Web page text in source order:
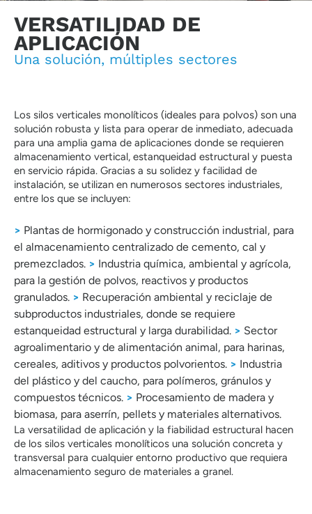
VERSATILIDAD DE
APLICACIÓN
Una solución, múltiples sectores
Los silos verticales monolíticos (ideales para polvos) son una
solución robusta y lista para operar de inmediato, adecuada
para una amplia gama de aplicaciones donde se requieren
almacenamiento vertical, estanqueidad estructural y puesta
en servicio rápida. Gracias a su solidez y facilidad de
instalación, se utilizan en numerosos sectores industriales,
entre los que se incluyen:
> Plantas de hormigonado y construcción industrial, para
el almacenamiento centralizado de cemento, cal y
premezclados. > Industria química, ambiental y agrícola,
para la gestión de polvos, reactivos y productos
granulados. > Recuperación ambiental y reciclaje de
subproductos industriales, donde se requiere
estanqueidad estructural y larga durabilidad. > Sector
agroalimentario y de alimentación animal, para harinas,
cereales, aditivos y productos polvorientos. > Industria
del plástico y del caucho, para polímeros, gránulos y
compuestos técnicos. > Procesamiento de madera y
biomasa, para aserrín, pellets y materiales alternativos.
La versatilidad de aplicación y la fiabilidad estructural hacen
de los silos verticales monolíticos una solución concreta y
transversal para cualquier entorno productivo que requiera
almacenamiento seguro de materiales a granel.